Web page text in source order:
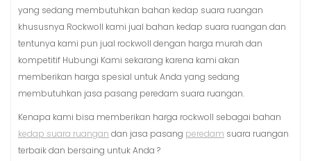
yang sedang membutuhkan bahan kedap suara ruangan
khususnya Rockwoll kami jual bahan kedap suara ruangan dan
tentunya kami pun jual rockwoll dengan harga murah dan
kompetitif Hubungi Kami sekarang karena kami akan
memberikan harga spesial untuk Anda yang sedang
membutuhkan jasa pasang peredam suara ruangan.
Kenapa kami bisa memberikan harga rockwoll sebagai bahan
kedap suara ruangan dan jasa pasang peredam suara ruangan
terbaik dan bersaing untuk Anda ?